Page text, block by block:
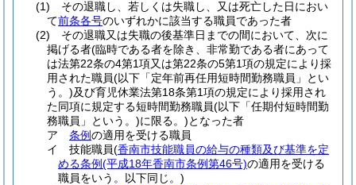
(1)
その退職し、若しくは失職し、又は死亡した日におい
て前条各号のいずれかに該当する職員であった者
(2)
その退職又は失職の後基準日までの間において、次に
掲げる者(臨時である者を除き、非常勤である者にあって
は法第22条の4第1項又は第22条の5第1項の規定により採
用された職員(以下「定年前再任用短時間勤務職員」とい
う。)及び育児休業法第18条第1項の規定により採用され
た同項に規定する短時間勤務職員(以下「任期付短時間勤
務職員」という。)に限る。)となった者
ア
条例の適用を受ける職員
イ
技能職員(香南市技能職員の給与の種類及び基準を定
める条例(平成18年香南市条例第46号)の適用を受ける
職員をいう。以下同じ。)